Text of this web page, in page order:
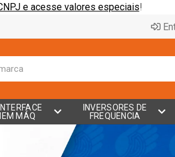
e acesse valores especiais!
MÁQ
INVERSORES DE
FREQUENCIA